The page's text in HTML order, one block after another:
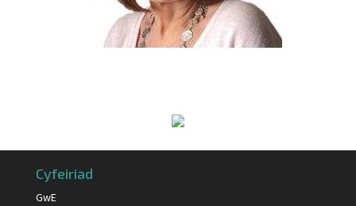
Cyfeiriad
GwE